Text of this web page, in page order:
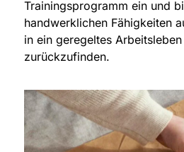
Trainingsprogramm ein und
handwerklichen Fähigkeiten
in ein geregeltes
zurückzufinden.